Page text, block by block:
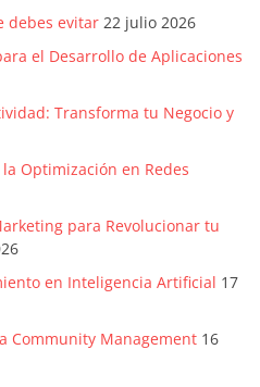
debes evitar 22 julio 2026
el Desarrollo de Aplicaciones
Transforma tu Negocio y
Optimización en Redes
para Revolucionar tu
en Inteligencia Artificial 17
Community Management 16